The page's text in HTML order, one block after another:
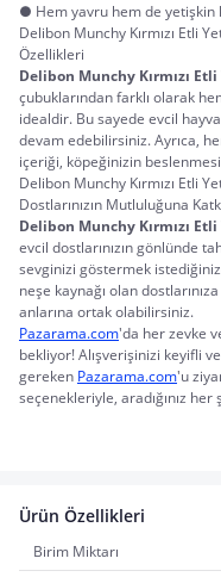
● Hem yavru hem de yetişkin
Delibon Munchy Kırmızı Etli
Özellikleri
Delibon Munchy Kırmızı
çubuklarından farklı olarak
idealdir. Bu sayede evcil
devam edebilirsiniz. Ayrıca,
içeriği, köpeğinizin
Delibon Munchy Kırmızı Etli
Dostlarınızın Mutluluğuna
Delibon Munchy Kırmızı
evcil dostlarınızın gönlünde
sevginizi göstermek
neşe kaynağı olan
anlarına ortak olabilirsiniz.
Pazarama.com'da her zevke
bekliyor! Alışverişinizi keyifli
gereken Pazarama.com'u
seçenekleriyle, aradığınız
Ürün Özellikleri
Birim Miktarı